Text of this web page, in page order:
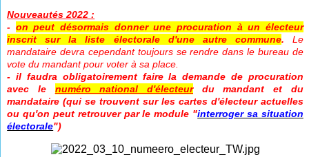
Nouveautés 2022 :
- on peut désormais donner une procuration à un électeur
inscrit sur la liste électorale d'une autre commune. Le
mandataire devra cependant toujours se rendre dans le bureau de
vote du mandant pour voter à sa place.
- il faudra obligatoirement faire la demande de procuration
avec le numéro national d'électeurdu mandant et du
mandataire (qui se trouvent sur les cartes d'électeur actuelles
ou qu'on peut retrouver par le module "interroger sa situation
électorale")